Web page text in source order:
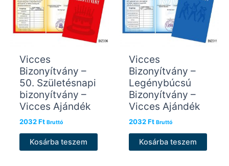
Vicces
Bizonyítvány –
50. Születésnapi
bizonyítvány –
Vicces Ajándék
2032Ft Bruttó
Kosárba teszem
Vicces
Bizonyítvány –
Legénybúcsú
Bizonyítvány –
Vicces Ajándék
2032Ft Bruttó
Kosárba teszem